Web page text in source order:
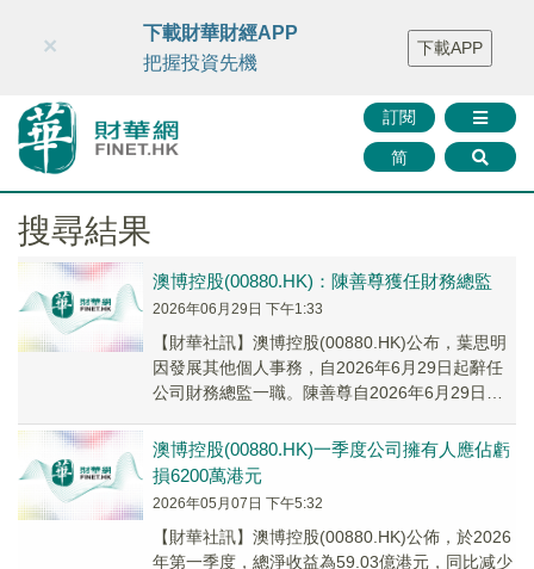
財華智庫網 FINTV FINMETA 財華證券 媒體矩陣
智庫沙龍
聯絡我們
訂閱
简
×
下載財華財經APP
把握投資先機
下載APP
搜尋結果
澳博控股(00880.HK)：陳善尊獲任財務總監
2026年06月29日 下午1:33
​【財華社訊】澳博控股(00880.HK)公布，葉思明
因發展其他個人事務，自2026年6月29日起辭任
公司財務總監一職。陳善尊自2026年6月29日起
澳博控股(00880.HK)一季度公司擁有人應佔虧
損6200萬港元
2026年05月07日 下午5:32
【財華社訊】澳博控股(00880.HK)公佈，於2026
年第一季度，總淨收益為59.03億港元，同比减少